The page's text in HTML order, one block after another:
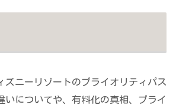
ズニーリゾートのプライオリティパス
いについてや、有料化の真相、プライ